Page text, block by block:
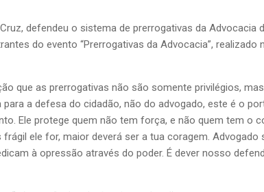
defendeu o sistema de prerrogativas da Advocacia
do evento “Prerrogativas da Advocacia”, realizado
que as prerrogativas não são somente privilégios,
a defesa do cidadão, não do advogado, este é o
Ele protege quem não tem força, e não quem tem o
ele for, maior deverá ser a tua coragem.
à opressão através do poder. É dever nosso